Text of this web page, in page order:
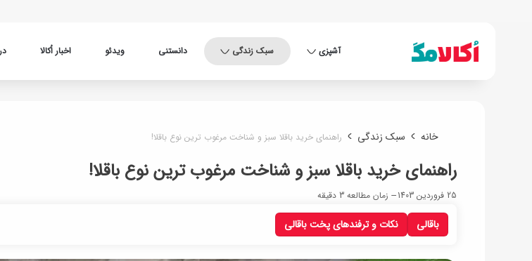
آشپزی سبک زندگی دانستنی ویدئو اخبار اُکالا
خانه سبک زندگی راهنمای خرید باقلا سبز و شناخت مرغوب ترین نوع باقلا!
باقالی نکات و ترفندهای پخت باقالی
راهنمای خرید باقلا سبز و شناخت مرغوب ترین نوع باقلا!
25 فروردین 1403 زمان مطالعه 3 دقیقه